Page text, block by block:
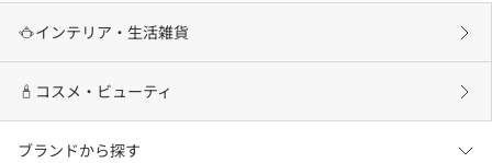
インテリア・生活雑貨
コスメ・ビューティ
ブランドから探す